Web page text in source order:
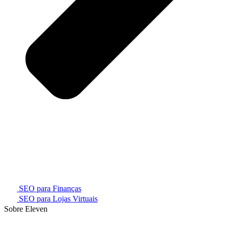
SEO para Finanças
SEO para Lojas Virtuais
Sobre Eleven